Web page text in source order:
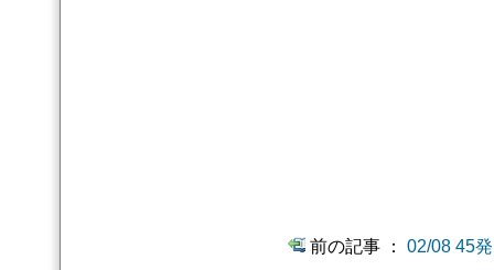
前の記事 ： 02/08 45